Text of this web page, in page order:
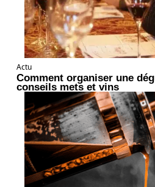
Actu
Comment organiser une
conseils mets et vins